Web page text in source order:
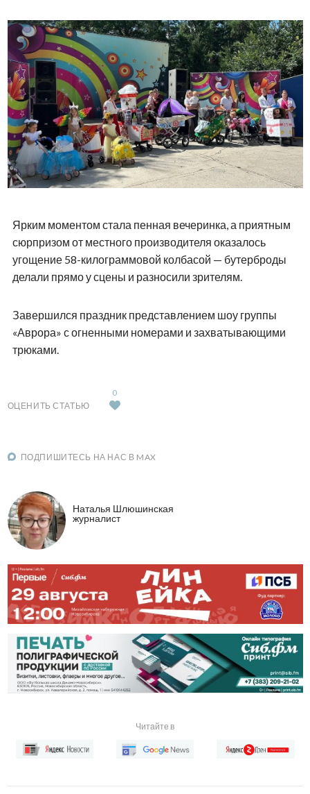
Ярким моментом стала пенная вечеринка, а приятным
сюрпризом от местного производителя оказалось
угощение 58-килограммовой колбасой — бутерброды
делали прямо у сцены и разносили зрителям.
Завершился праздник представлением шоу группы
«Аврора» с огненными номерами и захватывающими
трюками.
ОЦЕНИТЬ СТАТЬЮ
0
ПОДПИШИТЕСЬ НА НАС В MAX
Наталья Шлюшинская
журналист
Читайте в